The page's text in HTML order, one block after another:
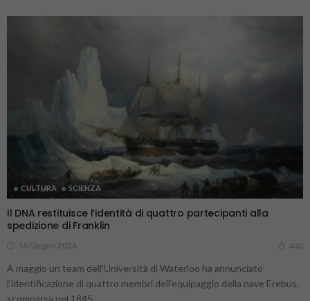
CULTURA SCIENZA
Il DNA restituisce l’identità di quattro partecipanti alla
spedizione di Franklin
16 Giugno 2026 440
A maggio un team dell'Università di Waterloo ha annunciato
l'identificazione di quattro membri dell'equipaggio della nave Erebus,